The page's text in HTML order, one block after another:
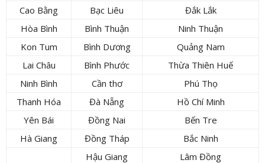
Cao Bằng
Bạc Liêu
Đắk Lắk
Hòa Bình
Bình Thuận
Ninh Thuận
Kon Tum
Bình Dương
Quảng Nam
Lai Châu
Bình Phước
Thừa Thiên Huế
Ninh Bình
Cần thơ
Phú Thọ
Thanh Hóa
Đà Nẵng
Hồ Chí Minh
Yên Bái
Đồng Nai
Bến Tre
Hà Giang
Đồng Tháp
Bắc Ninh
Hậu Giang
Lâm Đồng